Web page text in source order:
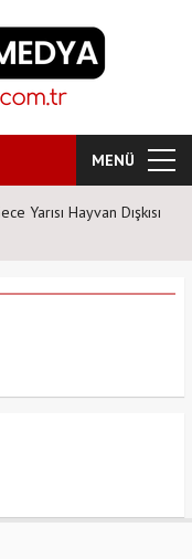
MENÜ
Yarısı Hayvan Dışkısı